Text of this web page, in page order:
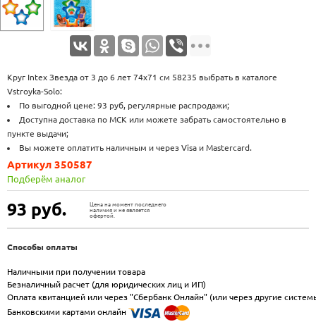
Круг Intex Звезда от 3 до 6 лет 74х71 см 58235 выбрать в каталоге
Vstroyka-Solo:
По выгодной цене: 93 руб, регулярные распродажи;
Доступна доставка по МСК или можете забрать самостоятельно в
пункте выдачи;
Вы можете оплатить наличным и через Visa и Mastercard.
93 руб.
Цена на момент последнего
наличия и не является
офертой.
Артикул 350587
Подберём аналог
Способы оплаты
Наличными при получении товара
Безналичный расчет (для юридических лиц и ИП)
Оплата квитанцией или через "Сбербанк Онлайн" (или через другие
Банковскими картами онлайн